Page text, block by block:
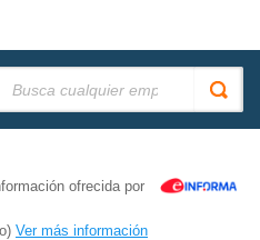
ofrecida por
Ver más información